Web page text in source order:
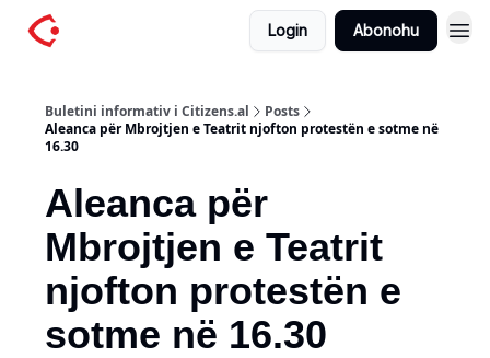
Login Abonohu
Buletini informativ i Citizens.al
Posts
Aleanca për Mbrojtjen e Teatrit njofton protestën e sotme në
16.30
Aleanca për
Mbrojtjen e Teatrit
njofton protestën e
sotme në 16.30